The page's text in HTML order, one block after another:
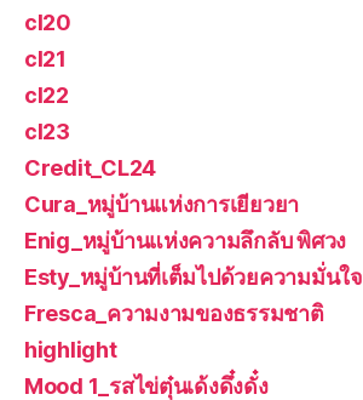
cl20
cl21
cl22
cl23
Credit_CL24
Cura_หมู่บ้านแห่งการเยียวยา
Enig_หมู่บ้านแห่งความลึกลับ พิศวง
Esty_หมู่บ้านที่เต็มไปด้วยความมั่นใ
Fresca_ความงามของธรรมชาติ
highlight
Mood 1_รสไข่ตุ๋นเด้งดึ๋งดั๋ง